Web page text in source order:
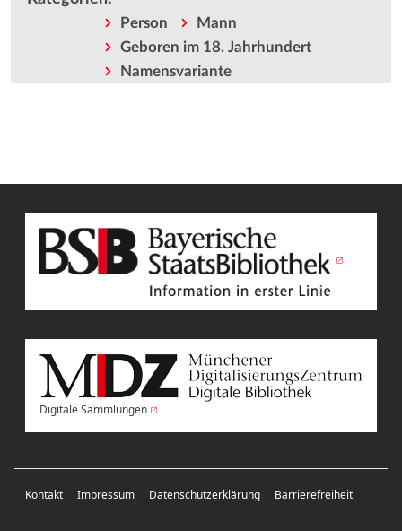
Person
Mann
Geboren im 18. Jahrhundert
Namensvariante
Digitale Sammlungen
Kontakt Impressum Datenschutzerklärung Barrierefreiheit